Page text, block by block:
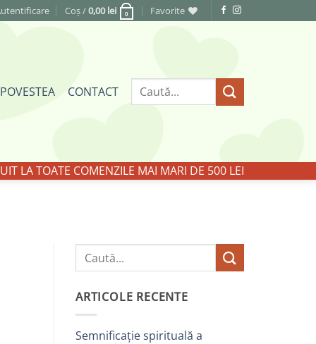
Coș /0,00lei 0 Favorite
POVESTEA CONTACT
Caută
după:
LA TOATE COMENZILE MAI MARI DE 500 LEI
ARTICOLE RECENTE
Semnificație spirituală a